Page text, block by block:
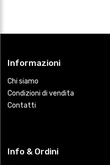
Informazioni
Chi siamo
Condizioni di vendita
Contatti
Info & Ordini